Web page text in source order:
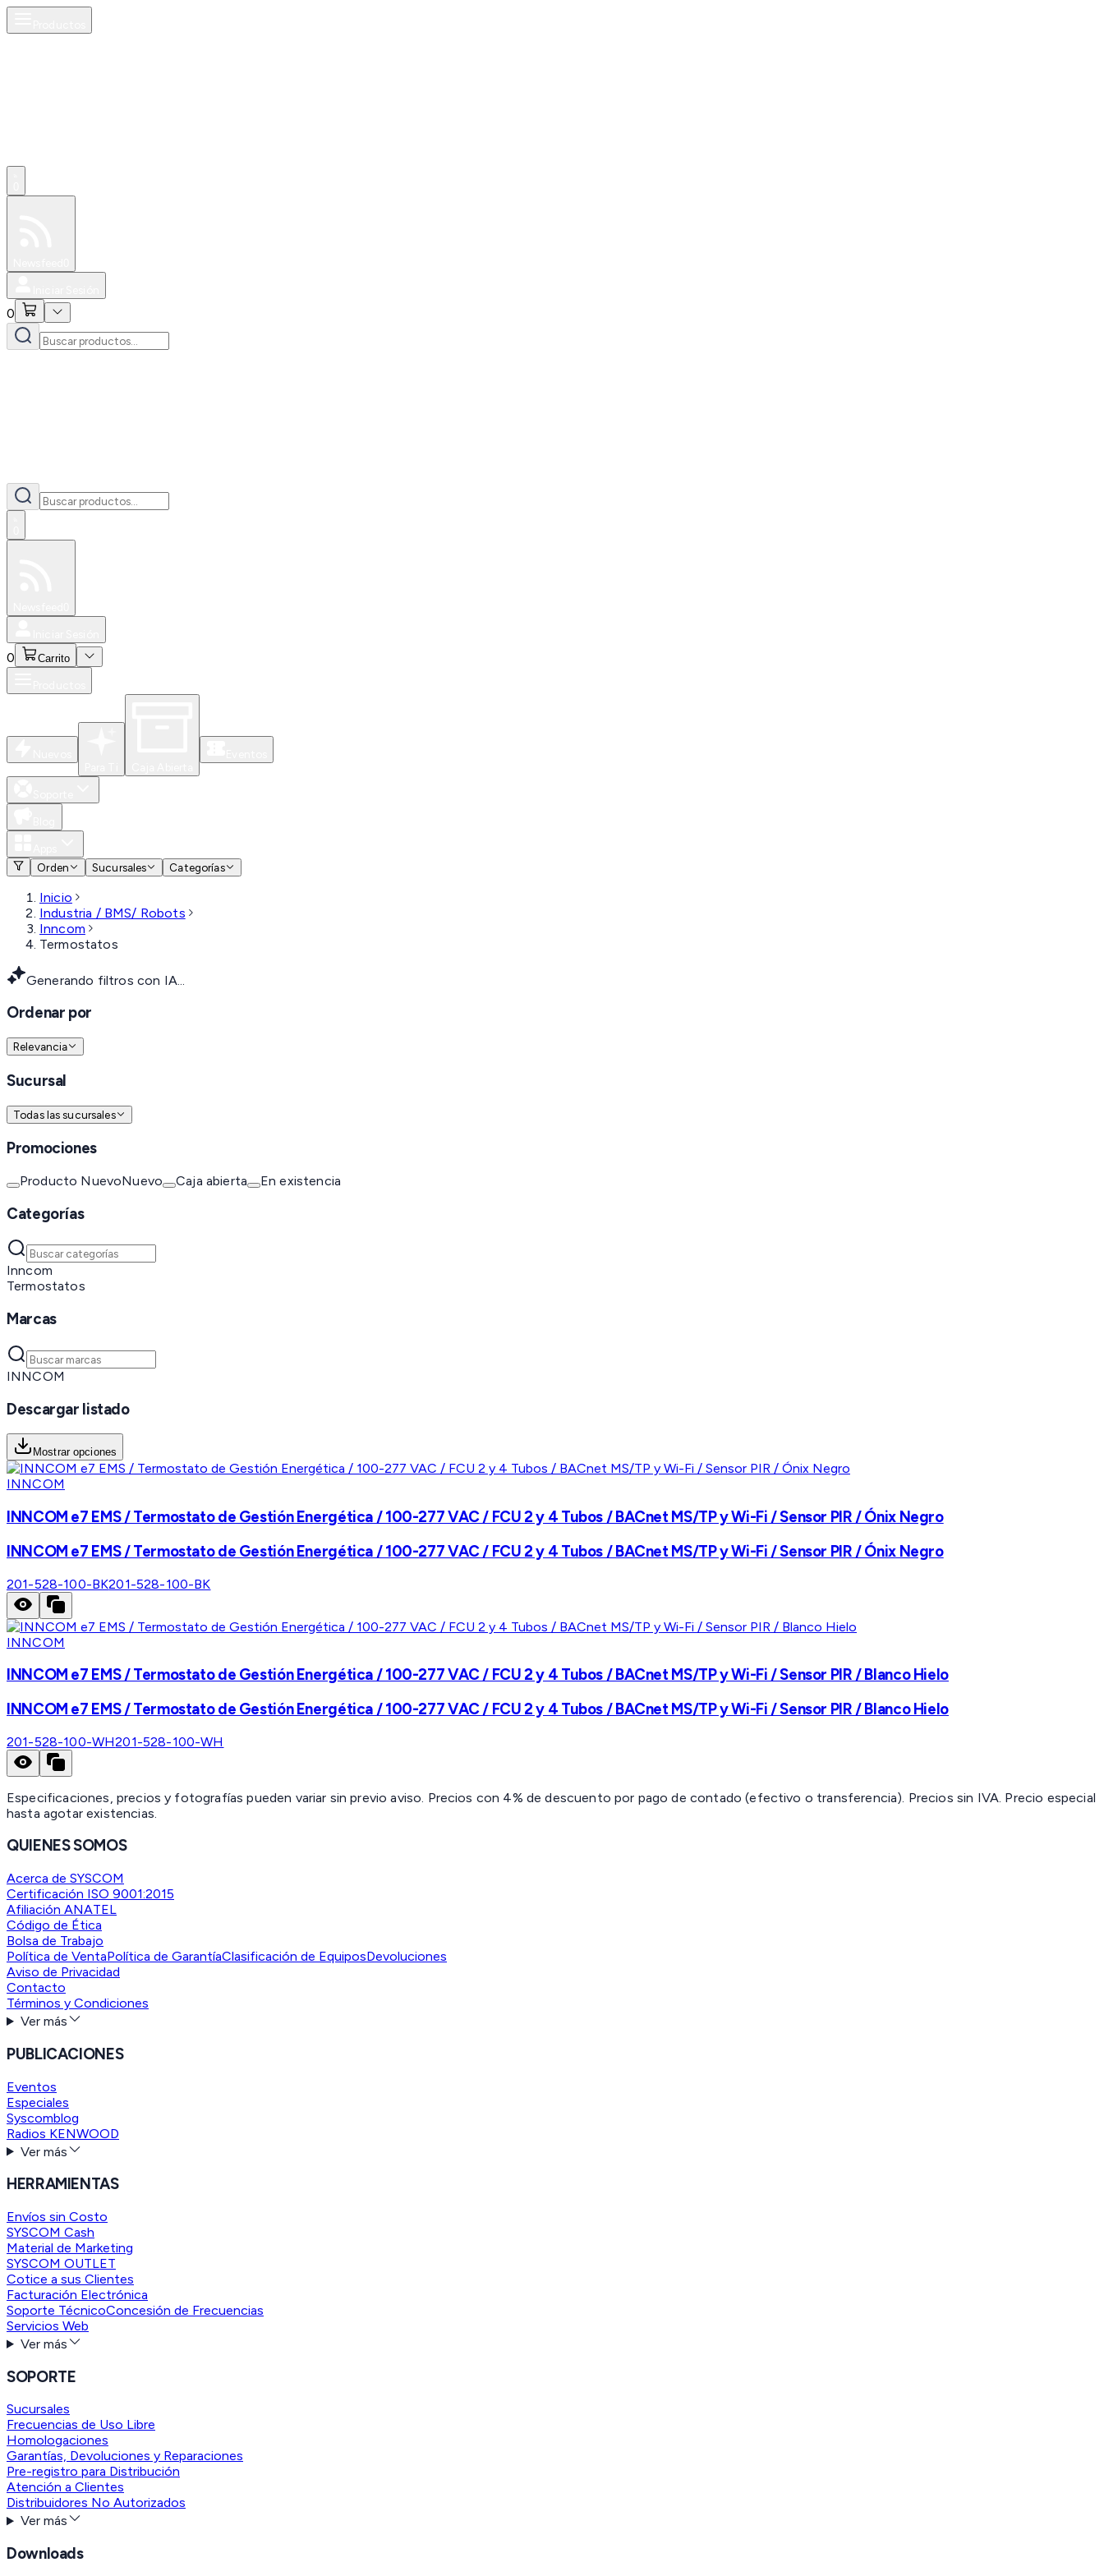
0
0 Carrito
Orden
Sucursales Categorías
Inicio
Industria / BMS/ Robots
Inncom
Termostatos
Generando filtros con IA...
Ordenar por
Relevancia
Sucursal
Todas las sucursales
Promociones
Producto NuevoNuevo Caja abierta En existencia
Categorías
Inncom
Termostatos
Marcas
INNCOM
Descargar listado
Mostrar opciones
INNCOM
INNCOM e7 EMS / Termostato de Gestión Energética / 100-277 VAC / FCU 2 y 4 Tubos / BACnet MS/TP y Wi-Fi / Sensor PIR / Ónix Negro
INNCOM e7 EMS / Termostato de Gestión Energética / 100-277 VAC / FCU 2 y 4 Tubos / BACnet MS/TP y Wi-Fi / Sensor PIR / Ónix Negro
201-528-100-BK201-528-100-BK
INNCOM
INNCOM e7 EMS / Termostato de Gestión Energética / 100-277 VAC / FCU 2 y 4 Tubos / BACnet MS/TP y Wi-Fi / Sensor PIR / Blanco Hielo
INNCOM e7 EMS / Termostato de Gestión Energética / 100-277 VAC / FCU 2 y 4 Tubos / BACnet MS/TP y Wi-Fi / Sensor PIR / Blanco Hielo
201-528-100-WH201-528-100-WH
Especificaciones, precios y fotografías pueden variar sin previo aviso. Precios con 4% de descuento por pago de contado (efectivo o transferencia). Precios sin IVA. Precio especial
hasta agotar existencias.
QUIENES SOMOS
Acerca de SYSCOM
Certificación ISO 9001:2015
Afiliación ANATEL
Código de Ética
Bolsa de Trabajo
Política de VentaPolítica de GarantíaClasificación de EquiposDevoluciones
Aviso de Privacidad
Contacto
Términos y Condiciones
Ver más
PUBLICACIONES
Eventos
Especiales
Syscomblog
Radios KENWOOD
Ver más
HERRAMIENTAS
Envíos sin Costo
SYSCOM Cash
Material de Marketing
SYSCOM OUTLET
Cotice a sus Clientes
Facturación Electrónica
Soporte TécnicoConcesión de Frecuencias
Servicios Web
Ver más
SOPORTE
Sucursales
Frecuencias de Uso Libre
Homologaciones
Garantías, Devoluciones y Reparaciones
Pre-registro para Distribución
Atención a Clientes
Distribuidores No Autorizados
Ver más
Downloads